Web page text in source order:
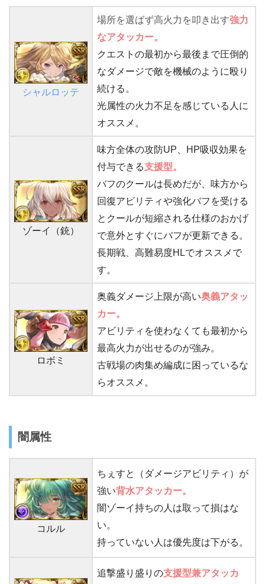
シャルロッテ
場所を選ばず高火力を叩き出す強力
なアタッカー。
クエストの最初から最後まで圧倒的
なダメージで敵を機械のように殴り
続ける。
光属性の火力不足を感じている人に
オススメ。
ゾーイ（銃）
味方全体の攻防UP、HP吸収効果を
付与できる支援型。
バフのクールは長めだが、味方から
回復アビリティや強化バフを受ける
とクールが短縮される仕様のおかげ
で意外とすぐにバフが更新できる。
長期戦、高難易度HLでオススメで
す。
ロボミ
奥義ダメージ上限が高い奥義アタッ
カー。
アビリティを使わなくても最初から
最高火力が出せるのが強み。
古戦場の肉集め編成に困っているな
らオススメ。
闇属性
コルル
ちぇすと（ダメージアビリティ）が
強い背水アタッカー。
闇ゾーイ持ちの人は取って損はな
い。
持っていない人は優先度は下がる。
追撃盛り盛りの支援型兼アタッカ